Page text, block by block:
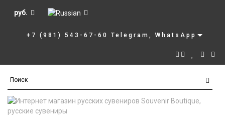
руб.
+7 (981) 543-67-60 Telegram, WhatsApp